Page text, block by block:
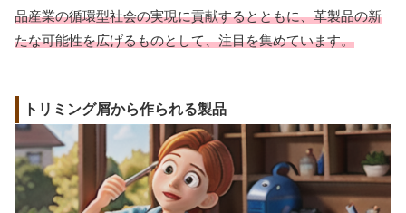
品産業の循環型社会の実現に貢献するとともに、革製品の新
たな可能性を広げるものとして、注目を集めています。
トリミング屑から作られる製品